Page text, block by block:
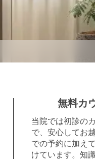
無料カ
当院では初診の
で、安心してお
での予約に加え
けています。知